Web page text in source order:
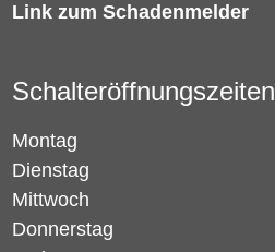
Link zum Schadenmelder
Schalteröffnungszeiten
Montag
Dienstag
Mittwoch
Donnerstag